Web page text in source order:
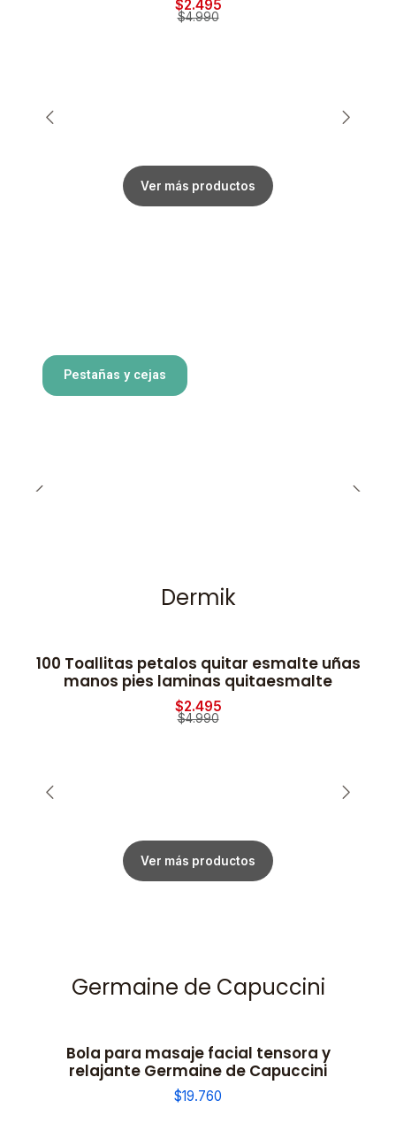
$2.495
$4.990
Ver más productos
Pestañas y cejas
Dermik
-50% OFF
100 Toallitas petalos quitar esmalte uñas
manos pies laminas quitaesmalte
$2.495
$4.990
Ver más productos
Germaine de Capuccini
Bola para masaje facial tensora y
relajante Germaine de Capuccini
$19.760